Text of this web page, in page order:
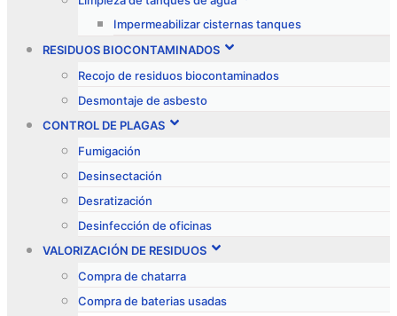
Impermeabilizar cisternas tanques
RESIDUOS BIOCONTAMINADOS
Recojo de residuos biocontaminados
Desmontaje de asbesto
CONTROL DE PLAGAS
Fumigación
Desinsectación
Desratización
Desinfección de oficinas
VALORIZACIÓN DE RESIDUOS
Compra de chatarra
Compra de baterias usadas